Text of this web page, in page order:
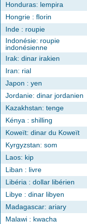
Honduras: lempira
Hongrie : florin
Inde : roupie
Indonésie: roupie
indonésienne
Irak: dinar irakien
Iran: rial
Japon : yen
Jordanie: dinar jordanien
Kazakhstan: tenge
Kénya : shilling
Koweït: dinar du Koweït
Kyrgyzstan: som
Laos: kip
Liban : livre
Libéria : dollar libérien
Libye : dinar libyen
Madagascar: ariary
Malawi : kwacha